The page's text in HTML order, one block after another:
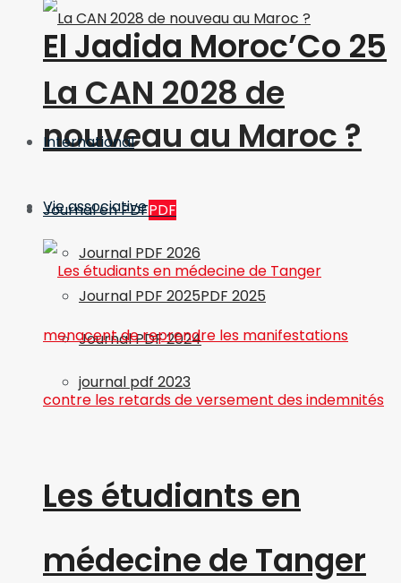
La CAN 2028 de
nouveau au Maroc ?
Journal en PDFPDF
Journal PDF 2026
Journal PDF 2025PDF 2025
Journal PDF 2024
journal pdf 2023
El Jadida Moroc’Co 25
International
Vie associative
Les étudiants en
médecine de Tanger